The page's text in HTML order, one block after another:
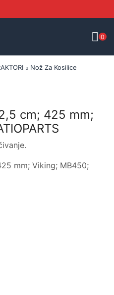
0
Nož Za Kosilice
cm; 425 mm;
mm; Viking; MB450;